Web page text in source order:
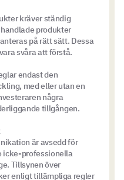
kräver ständig
produkter
på rätt sätt. Dessa
svåra att förstå.
endast den
med eller utan en
några
tillgången.
är avsedd för
icke-professionella
Tillsynen över
enligt tillämpliga regler